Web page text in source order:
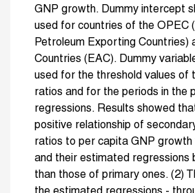
GNP growth. Dummy intercept
used for countries of the OPEC
Petroleum Exporting Countries)
Countries (EAC). Dummy
used for the threshold values of
ratios and for the periods in the
regressions. Results showed
positive relationship of
ratios to per capita GNP
and their estimated regressions
than those of primary ones. (2)